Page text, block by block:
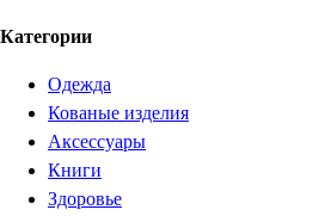
Категории
Одежда
Кованые изделия
Аксессуары
Книги
Здоровье